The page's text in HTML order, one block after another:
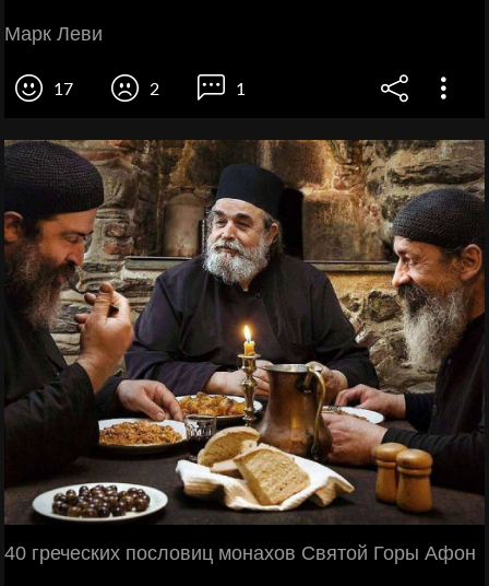
Марк Леви
17 2 1
40 греческих пословиц монахов Святой Горы Афон